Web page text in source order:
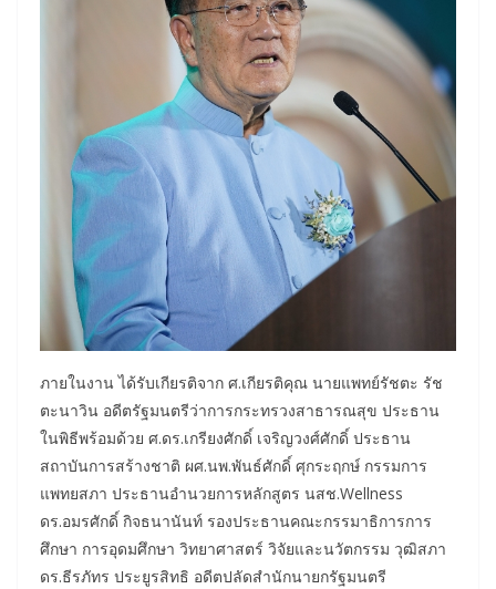
ภายในงาน ได้รับเกียรติจาก ศ.เกียรติคุณ นายแพทย์รัชตะ รัช
ตะนาวิน อดีตรัฐมนตรีว่าการกระทรวงสาธารณสุข ประธาน
ในพิธีพร้อมด้วย ศ.ดร.เกรียงศักดิ์ เจริญวงศ์ศักดิ์ ประธาน
สถาบันการสร้างชาติ ผศ.นพ.พันธ์ศักดิ์ ศุกระฤกษ์ กรรมการ
แพทยสภา ประธานอำนวยการหลักสูตร นสช.Wellness
ดร.อมรศักดิ์ กิจธนานันท์ รองประธานคณะกรรมาธิการการ
ศึกษา การอุดมศึกษา วิทยาศาสตร์ วิจัยและนวัตกรรม วุฒิสภา
ดร.ธีรภัทร ประยูรสิทธิ อดีตปลัดสำนักนายกรัฐมนตรี